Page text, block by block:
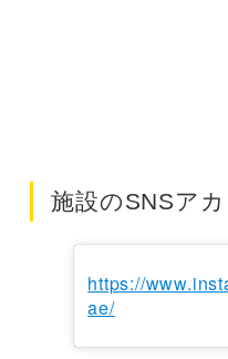
施設のSNSア
https://
ae/